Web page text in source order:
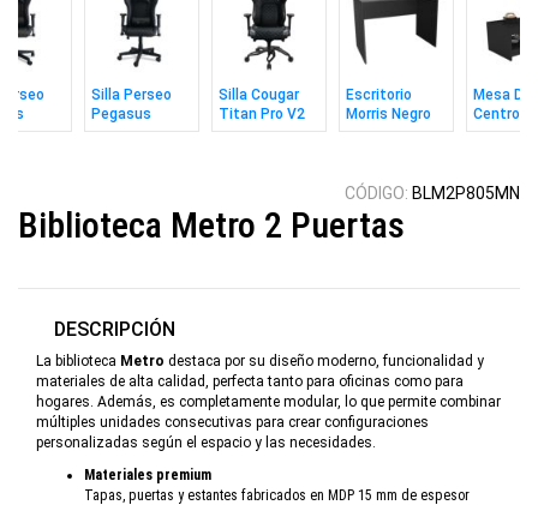
/ Dorado
Silla Perseo
Pegasus
Negro /
Silla Cougar
Titan Pro V2
Escritorio
Morris Negro
Mesa De
Centro
Negro
CÓDIGO: BLM2P805MN
Biblioteca Metro 2 Puertas
DESCRIPCIÓN
La biblioteca Metro destaca por su diseño moderno, funcionalidad y
materiales de alta calidad, perfecta tanto para oficinas como para
hogares. Además, es completamente modular, lo que permite combinar
múltiples unidades consecutivas para crear configuraciones
personalizadas según el espacio y las necesidades.
Materiales premium
Tapas, puertas y estantes fabricados en MDP 15 mm de espesor